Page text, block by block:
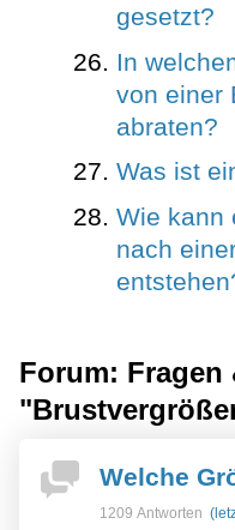
gesetzt?
In
von einer
abraten?
Was ist
Wie kann
nach
Forum: Fragen
Welche
1209 Antworten